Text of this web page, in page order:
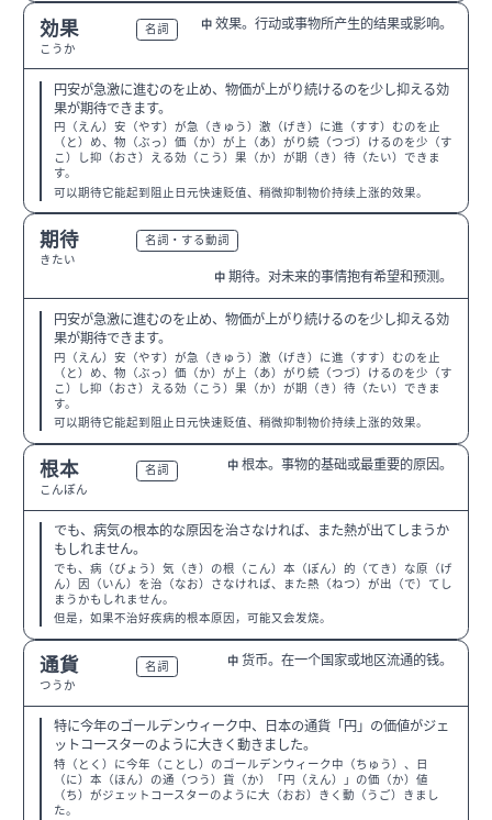
効果
こうか
名詞 中 效果。行动或事物所产生的结果或影响。
円安が急激に進むのを止め、物価が上がり続けるのを少し抑える効
果が期待できます。
円（えん）安（やす）が急（きゅう）激（げき）に進（すす）むのを止
（と）め、物（ぶっ）価（か）が上（あ）がり続（つづ）けるのを少（す
こ）し抑（おさ）える効（こう）果（か）が期（き）待（たい）できま
す。
可以期待它能起到阻止日元快速贬值、稍微抑制物价持续上涨的效果。
期待
きたい
名詞・する動詞
中 期待。对未来的事情抱有希望和预测。
円安が急激に進むのを止め、物価が上がり続けるのを少し抑える効
果が期待できます。
円（えん）安（やす）が急（きゅう）激（げき）に進（すす）むのを止
（と）め、物（ぶっ）価（か）が上（あ）がり続（つづ）けるのを少（す
こ）し抑（おさ）える効（こう）果（か）が期（き）待（たい）できま
す。
可以期待它能起到阻止日元快速贬值、稍微抑制物价持续上涨的效果。
根本
こんぽん
名詞 中 根本。事物的基础或最重要的原因。
でも、病気の根本的な原因を治さなければ、また熱が出てしまうか
もしれません。
でも、病（びょう）気（き）の根（こん）本（ぽん）的（てき）な原（げ
ん）因（いん）を治（なお）さなければ、また熱（ねつ）が出（で）てし
まうかもしれません。
但是，如果不治好疾病的根本原因，可能又会发烧。
通貨
つうか
名詞 中 货币。在一个国家或地区流通的钱。
特に今年のゴールデンウィーク中、日本の通貨「円」の価値がジェ
ットコースターのように大きく動きました。
特（とく）に今年（ことし）のゴールデンウィーク中（ちゅう）、日
（に）本（ほん）の通（つう）貨（か）「円（えん）」の価（か）値
（ち）がジェットコースターのように大（おお）きく動（うご）きまし
た。